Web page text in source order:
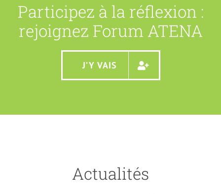
Participez à la réflexion :
rejoignez Forum ATENA
J’Y VAIS
Actualités